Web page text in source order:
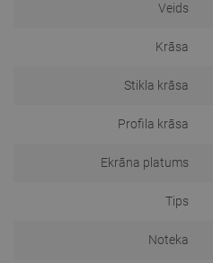
Veids
Krāsa
Stikla krāsa
Profila krāsa
Ekrāna platums
Tips
Noteka